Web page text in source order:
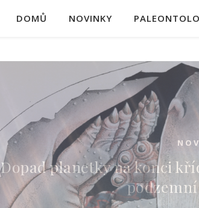
DOMŮ NOVINKY
Slavný
Synapsid Lystrosaurus, který patří k fosilním